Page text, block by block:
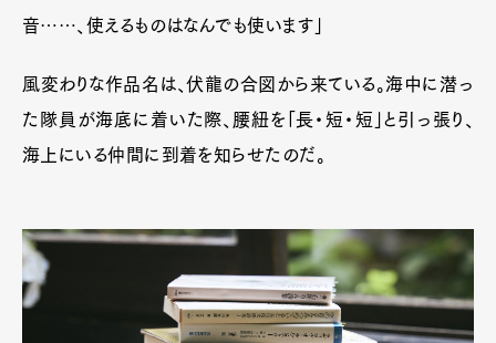
音……、使えるものはなんでも使います」
風変わりな作品名は、伏龍の合図から来ている。海中に潜っ
た隊員が海底に着いた際、腰紐を「長・短・短」と引っ張り、
海上にいる仲間に到着を知らせたのだ。